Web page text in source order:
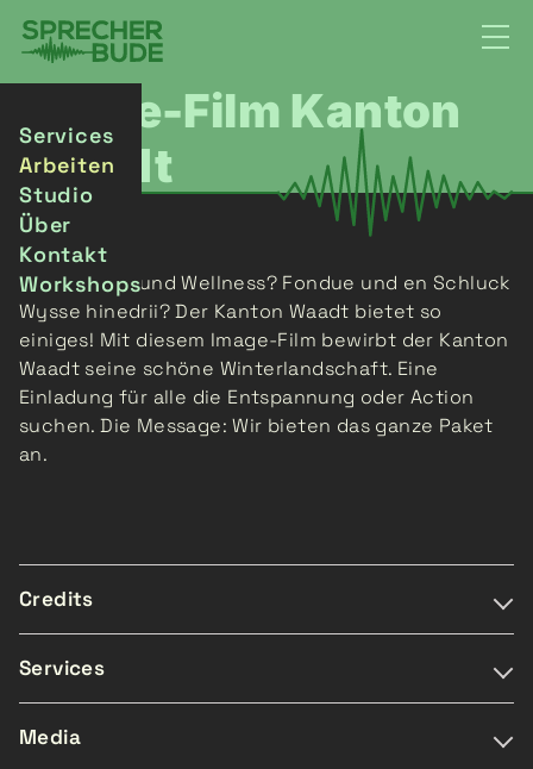
Services
Arbeiten
Studio
Über
Kontakt
Workshops
Image-Film Kanton
Waadt
Wintersport und Wellness? Fondue und en Schluck
Wysse hinedrii? Der Kanton Waadt bietet so
einiges! Mit diesem Image-Film bewirbt der Kanton
Waadt seine schöne Winterlandschaft. Eine
Einladung für alle die Entspannung oder Action
suchen. Die Message: Wir bieten das ganze Paket
an.
Credits
Sprecher: Philippe Graff
Services
Media